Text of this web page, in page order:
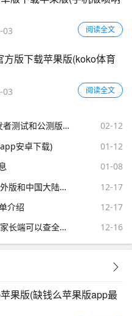
03 阅读全文
方版下载苹果版(koko体育
03 阅读全文
苹果开发者和苹果测试版(ios开发者测试和公测版有什么区别)
02-12
安卓下载)
01-12
01-08
海外版和国内版苹果区别(苹果海外版和中国大陆版有啥不同)
12-17
介绍
12-17
爱多分家长版苹果版下载(爱多分家长端可以查全班的成绩吗)
12-16
果版(缺钱么苹果版app最